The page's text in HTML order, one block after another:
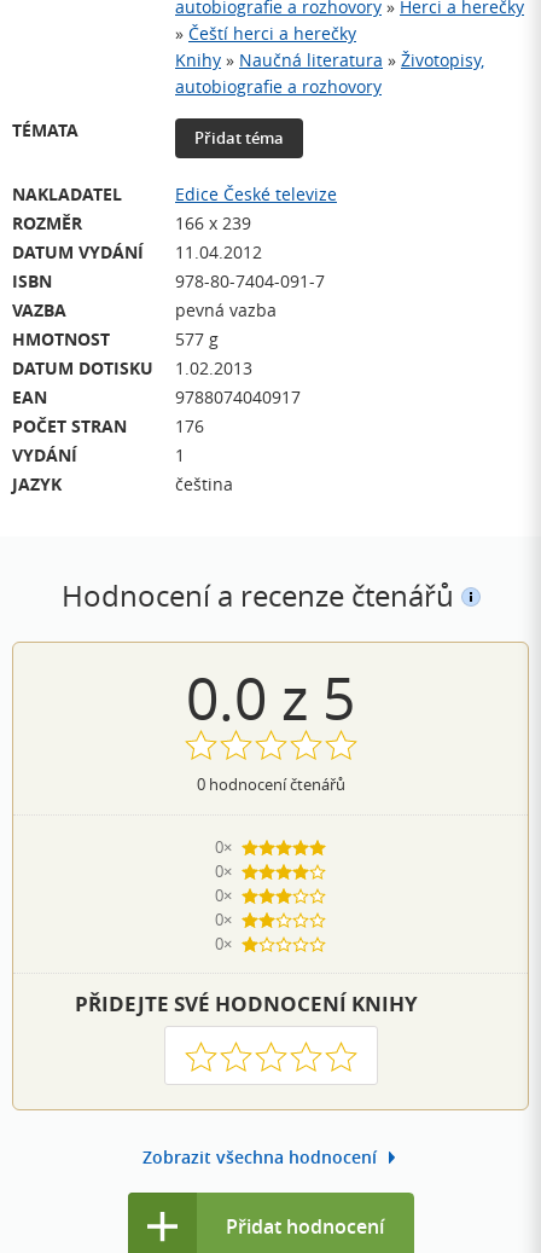
autobiografie a rozhovory » Herci a herečky
» Čeští herci a herečky
Knihy » Naučná literatura » Životopisy,
autobiografie a rozhovory
TÉMATA
Přidat téma
NAKLADATEL
Edice České televize
ROZMĚR
166 x 239
DATUM VYDÁNÍ
11.04.2012
ISBN
978-80-7404-091-7
VAZBA
pevná vazba
HMOTNOST
577 g
DATUM DOTISKU
1.02.2013
EAN
9788074040917
POČET STRAN
176
VYDÁNÍ
1
JAZYK
čeština
Hodnocení a recenze čtenářů
0.0 z 5
0hodnocení čtenářů
0×
5 hvězdiček
0×
4 hvězdičky
0×
3 hvězdičky
0×
2 hvězdičky
0×
1 hvezdička
PŘIDEJTE SVÉ HODNOCENÍ KNIHY
1 2 3 4 5
Zobrazit všechna hodnocení
Přidat hodnocení